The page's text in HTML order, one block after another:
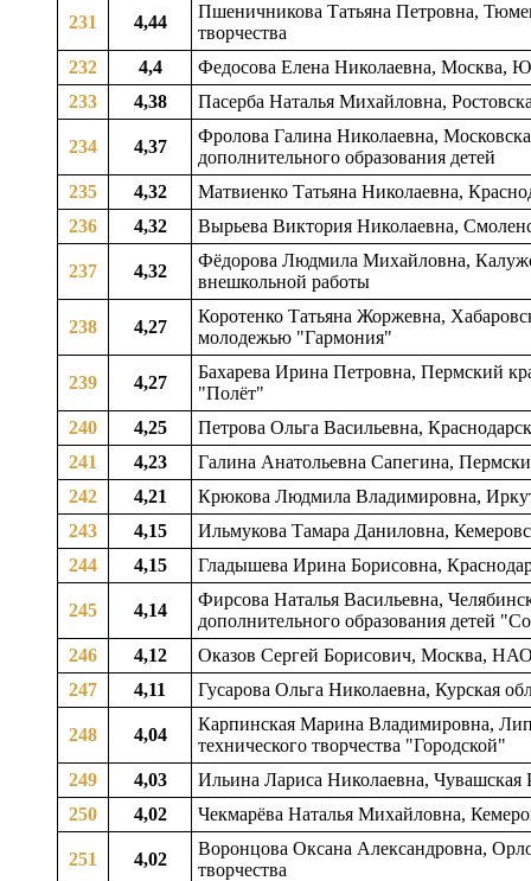
231 4,44
Пшеничникова Татьяна Петровна,
творчества
232
4,4
Федосова Елена Николаевна,
233
4,38 Пасерба Наталья Михайловна,
234 4,37
Фролова Галина Николаевна,
дополнительного образования детей
235
4,32
Матвиенко Татьяна Николаевна,
236
4,32 Вырьева Виктория Николаевна,
237 4,32
Фёдорова Людмила Михайловна,
внешкольной работы
238 4,27
Коротенко Татьяна Жоржевна,
молодежью "Гармония"
239 4,27
Бахарева Ирина Петровна, Пермский
"Полёт"
240
4,25
Петрова Ольга Васильевна,
241
4,23
Галина Анатольевна Сапегина,
242
4,21
Крюкова Людмила Владимировна,
243
4,15
Ильмукова Тамара Даниловна,
244
4,15 Гладышева Ирина Борисовна,
245 4,14
Фирсова Наталья Васильевна,
дополнительного образования детей
246
4,12
Оказов Сергей Борисович, Москва,
247
4,11 Гусарова Ольга Николаевна, Курская
248 4,04
Карпинская Марина Владимировна,
технического творчества "Городской"
249
4,03
Ильина Лариса Николаевна,
250
4,02 Чекмарёва Наталья Михайловна,
251 4,02
Воронцова Оксана Александровна,
творчества